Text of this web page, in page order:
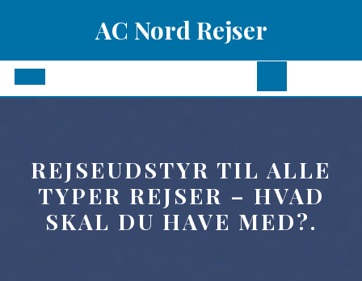
AC Nord Rejser
Open
REJSEUDSTYR TIL ALLE
TYPER REJSER – HVAD
SKAL DU HAVE MED?.